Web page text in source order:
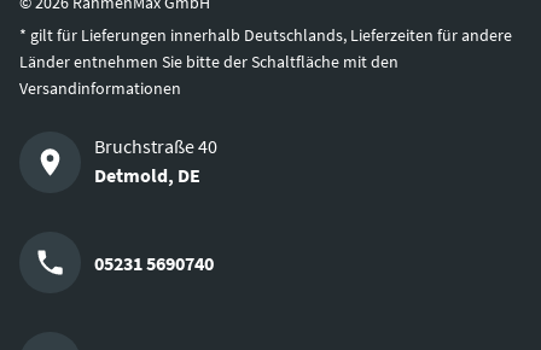
* gilt für Lieferungen innerhalb Deutschlands, Lieferzeiten für andere
Länder entnehmen Sie bitte der Schaltfläche mit den
Versandinformationen
Bruchstraße 40
Detmold, DE
05231 5690740